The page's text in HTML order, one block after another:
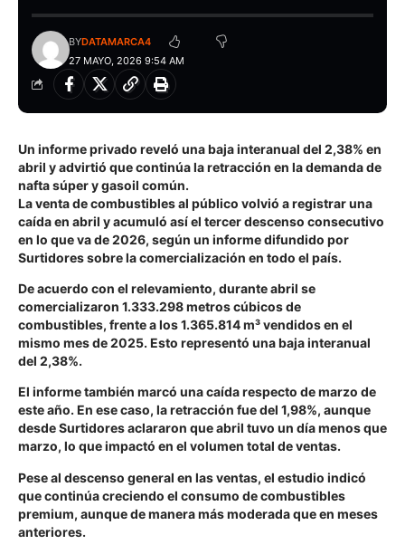
27 MAYO, 2026 9:54 AM
BYDATAMARCA4
Un informe privado reveló una baja interanual del 2,38% en
abril y advirtió que continúa la retracción en la demanda de
nafta súper y gasoil común.
La venta de combustibles al público volvió a registrar una
caída en abril y acumuló así el tercer descenso consecutivo
en lo que va de 2026, según un informe difundido por
Surtidores sobre la comercialización en todo el país.
De acuerdo con el relevamiento, durante abril se
comercializaron 1.333.298 metros cúbicos de
combustibles, frente a los 1.365.814 m³ vendidos en el
mismo mes de 2025. Esto representó una baja interanual
del 2,38%.
El informe también marcó una caída respecto de marzo de
este año. En ese caso, la retracción fue del 1,98%, aunque
desde Surtidores aclararon que abril tuvo un día menos que
marzo, lo que impactó en el volumen total de ventas.
Pese al descenso general en las ventas, el estudio indicó
que continúa creciendo el consumo de combustibles
premium, aunque de manera más moderada que en meses
anteriores.